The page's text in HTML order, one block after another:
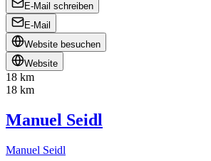
E-Mail schreiben
E-Mail
Website besuchen
Website
18 km
18 km
Manuel Seidl
Manuel Seidl